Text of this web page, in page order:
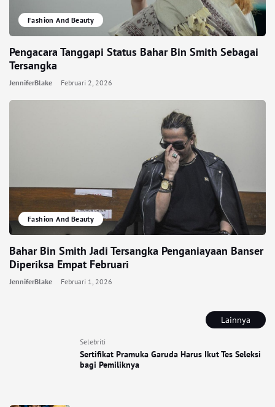
Lainnya
Selebriti
Sertifikat Pramuka Garuda Harus Ikut Tes Seleksi
bagi Pemiliknya
Fashion And Beauty
Pengacara Tanggapi Status Bahar Bin Smith Sebagai
Tersangka
JenniferBlake Februari 2, 2026
Fashion And Beauty
Bahar Bin Smith Jadi Tersangka Penganiayaan Banser
Diperiksa Empat Februari
JenniferBlake Februari 1, 2026